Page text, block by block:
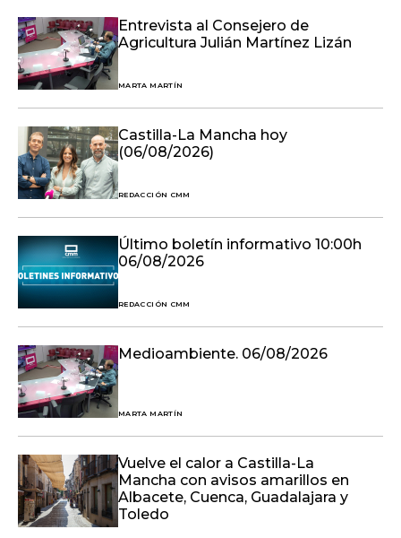
Entrevista al Consejero de
Agricultura Julián Martínez Lizán
MARTA MARTÍN
Castilla-La Mancha hoy
(06/08/2026)
REDACCIÓN CMM
Último boletín informativo 10:00h
06/08/2026
REDACCIÓN CMM
Medioambiente. 06/08/2026
MARTA MARTÍN
Vuelve el calor a Castilla-La
Mancha con avisos amarillos en
Albacete, Cuenca, Guadalajara y
Toledo